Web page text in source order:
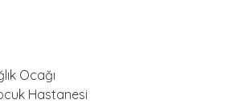
Ocağı
Hastanesi